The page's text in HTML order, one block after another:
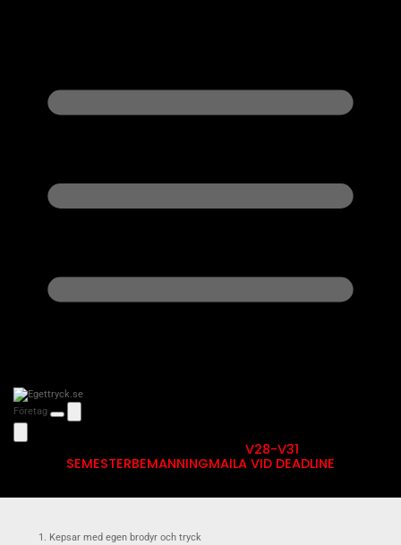
Företag
SEMESTERBEMANNING
V28-V31
MAILA VID DEADLINE
Kepsar med egen brodyr och tryck